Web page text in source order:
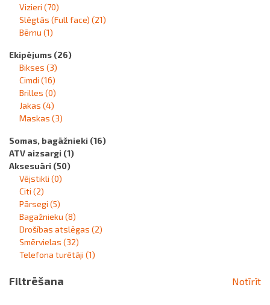
Vizieri (70)
Slēgtās (Full face) (21)
Bērnu (1)
Ekipējums (26)
Bikses (3)
Cimdi (16)
Brilles (0)
Jakas (4)
Maskas (3)
Somas, bagāžnieki (16)
ATV aizsargi (1)
Aksesuāri (50)
Vējstikli (0)
Citi (2)
Pārsegi (5)
Bagažnieku (8)
Drošības atslēgas (2)
Smērvielas (32)
Telefona turētāji (1)
Filtrēšana Notīrīt